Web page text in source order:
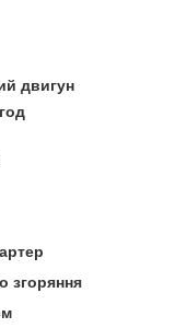
двигун
згоряння